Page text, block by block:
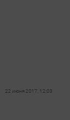
22 июня 2017, 12:03